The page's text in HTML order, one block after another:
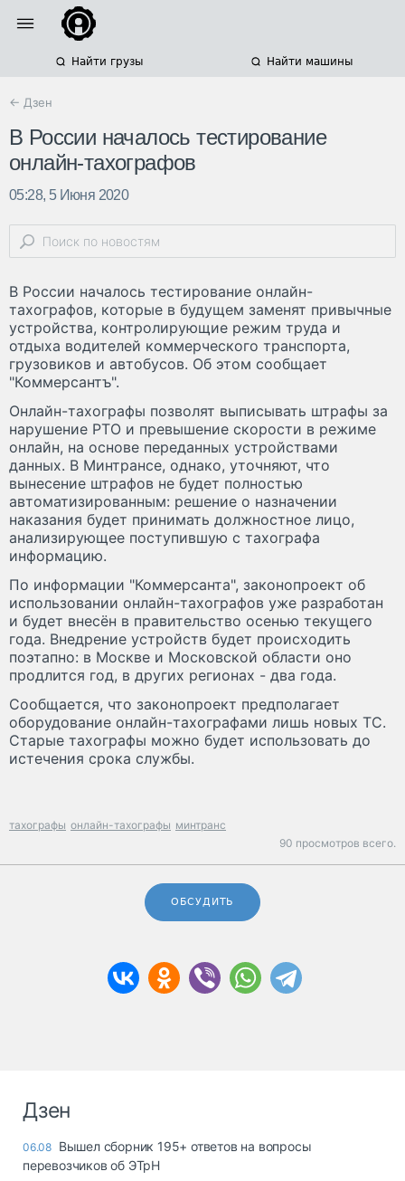
Найти грузы Найти машины
← Дзен
В России началось тестирование
онлайн-тахографов
05:28, 5 Июня 2020
В России началось тестирование онлайн-
тахографов, которые в будущем заменят привычные
устройства, контролирующие режим труда и
отдыха водителей коммерческого транспорта,
грузовиков и автобусов. Об этом сообщает
"Коммерсантъ".
Онлайн-тахографы позволят выписывать штрафы за
нарушение РТО и превышение скорости в режиме
онлайн, на основе переданных устройствами
данных. В Минтрансе, однако, уточняют, что
вынесение штрафов не будет полностью
автоматизированным: решение о назначении
наказания будет принимать должностное лицо,
анализирующее поступившую с тахографа
информацию.
По информации "Коммерсанта", законопроект об
использовании онлайн-тахографов уже разработан
и будет внесён в правительство осенью текущего
года. Внедрение устройств будет происходить
поэтапно: в Москве и Московской области оно
продлится год, в других регионах - два года.
Сообщается, что законопроект предполагает
оборудование онлайн-тахографами лишь новых ТС.
Старые тахографы можно будет использовать до
истечения срока службы.
тахографы онлайн-тахографы минтранс
90 просмотров всего.
ОБСУДИТЬ
Дзен
06.08 Вышел сборник 195+ ответов на вопросы
перевозчиков об ЭТрН